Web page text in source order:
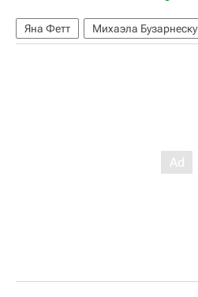
Яна Фетт Михаэла Бузарнеску